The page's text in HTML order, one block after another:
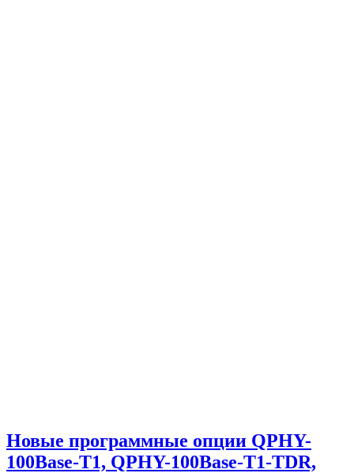
Новые программные опции QPHY-
100Base-T1, QPHY-100Base-T1-TDR,